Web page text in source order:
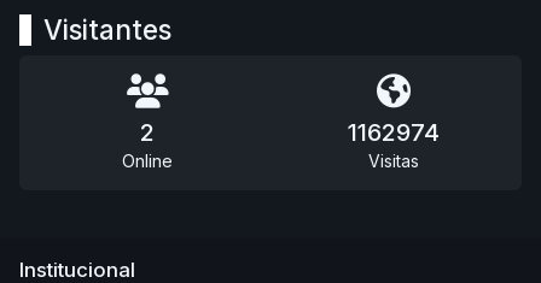
Visitantes
2
Online
1162974
Visitas
Institucional